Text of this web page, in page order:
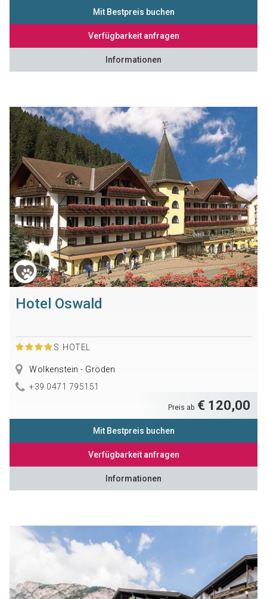
Mit Bestpreis buchen
Verfügbarkeit anfragen
Informationen
Hotel Oswald
S HOTEL
Wolkenstein - Gröden
+39 0471 795151
Preis ab € 120,00
Mit Bestpreis buchen
Verfügbarkeit anfragen
Informationen